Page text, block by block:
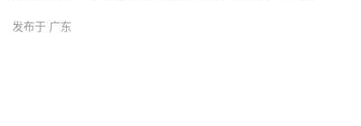
发布于 广东